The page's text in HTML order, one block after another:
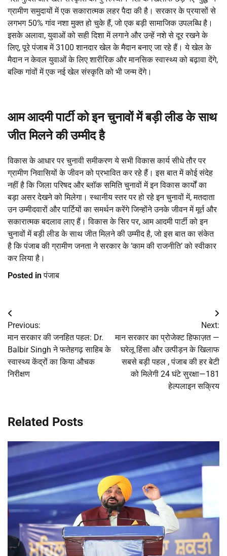
ग्रामीण समुदायों में एक सकारात्मक लहर पैदा की है। सरकार के प्रयासों से
लगभग 50% गांव नशा मुक्त हो चुके हैं, जो एक बड़ी सामाजिक उपलब्धि है।
इसके अलावा, युवाओं को सही दिशा में लगाने और उन्हें नशे से दूर रखने के
लिए, पूरे पंजाब में 3100 शानदार खेल के मैदान बनाए जा रहे हैं। ये खेल के
मैदान न केवल युवाओं के लिए शारीरिक और मानसिक स्वास्थ्य को बढ़ावा देंगे,
बल्कि गांवों में एक नई खेल संस्कृति को भी जन्म देंगे।
आम आदमी पार्टी को इन चुनावों में बड़ी लीड के साथ
जीत मिलने की उम्मीद है
विकास के आधार पर चुनावी समीकरण ये सभी विकास कार्य सीधे तौर पर
ग्रामीण निवासियों के जीवन को प्रभावित कर रहे हैं। इस बात में कोई संदेह
नहीं है कि जिला परिषद और ब्लॉक समिति चुनावों में इन विकास कार्यों का
बड़ा असर देखने को मिलेगा। स्थानीय स्तर पर हो रहे इन चुनावों में, मतदाता
उन उम्मीदवारों और पार्टियों का समर्थन करेंगे जिन्होंने उनके जीवन में मूर्त और
सकारात्मक बदलाव लाए हैं। विकास के सिर पर, आम आदमी पार्टी को इन
चुनावों में बड़ी लीड के साथ जीत मिलने की उम्मीद है, जो इस बात का संकेत
है कि पंजाब की ग्रामीण जनता ने सरकार के ‘काम की राजनीति’ को स्वीकार
कर लिया है।
Posted inपंजाब
Post
navigation
Previous:
मान सरकार की जनहित पहल: Dr.
Balbir Singh ने फतेहगढ़ साहिब के
स्वास्थ्य केंद्रों का किया औचक
निरीक्षण
Next:
मान सरकार का प्रोजेक्ट हिफाज़त —
घरेलू हिंसा और उत्पीड़न के खिलाफ
सबसे बड़ी पहल , पंजाब की हर बेटी
को मिलेगी 24 घंटे सुरक्षा—181
हेल्पलाइन सक्रिय
Related Posts